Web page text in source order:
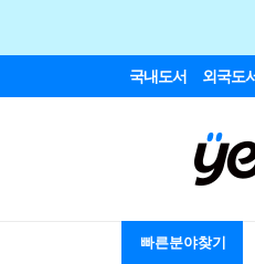
국내도서 외국도
빠른분야찾기